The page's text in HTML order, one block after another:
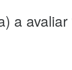
a avaliar